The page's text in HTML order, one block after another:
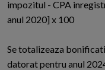
impozitul - CPA
anul 2020] x 100
Se totalizeaza
datorat pentru anul